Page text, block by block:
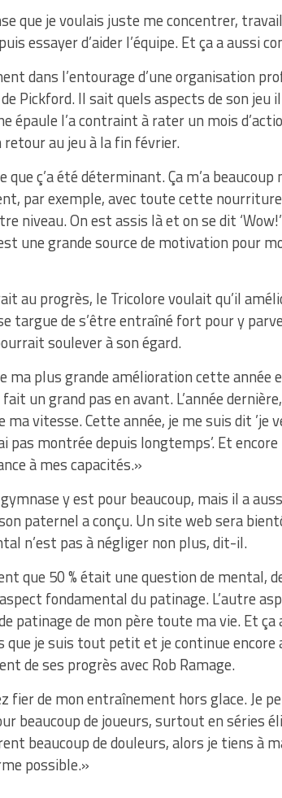
que je voulais juste me concentrer,
essayer d’aider l’équipe. Et ça a aussi
dans l’entourage d’une organisation
Pickford. Il sait quels aspects de son
épaule l’a contraint à rater un mois
retour au jeu à la fin février.
que ç’a été déterminant. Ça m’a
par exemple, avec toute cette
niveau. On est assis là et on se dit
une grande source de motivation pour
au progrès, le Tricolore voulait qu’il
targue de s’être entraîné fort pour y
soulever à son égard.
ma plus grande amélioration cette
un grand pas en avant. L’année
vitesse. Cette année, je me suis dit
pas montrée depuis longtemps’. Et
à mes capacités.»
y est pour beaucoup, mais il a
paternel a conçu. Un site web sera
n’est pas à négliger non plus, dit-il.
que 50 % était une question de mental,
fondamental du patinage. L’autre
patinage de mon père toute ma vie. Et ça
que je suis tout petit et je continue encore
de ses progrès avec Rob Ramage.
fier de mon entraînement hors glace. Je
beaucoup de joueurs, surtout en séries
beaucoup de douleurs, alors je tiens à
possible.»